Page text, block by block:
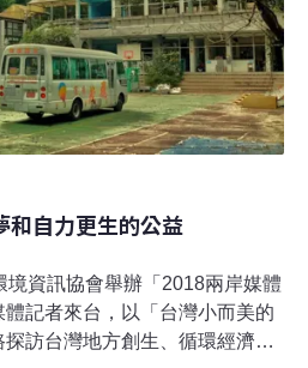
一個部落。後來融合阿美族、
客家人成為多族群社區。自
園管理處的規劃下，將社頂的居
面積達128.7公頃的社頂自然公
面向巴士海峽
和自力更生的公益
資訊協會舉辦「2018兩岸媒體
記者來台，以「台灣小而美的
訪台灣地方創生、循環經濟及